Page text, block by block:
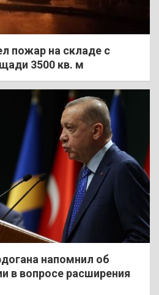
пожар на складе с
3500 кв. м
напомнил об
в вопросе расширения